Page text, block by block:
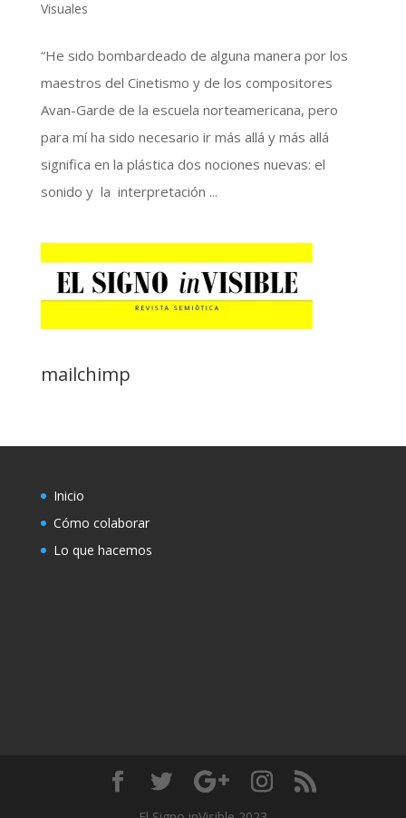
Visuales
“He sido bombardeado de alguna manera por los
maestros del Cinetismo y de los compositores
Avan-Garde de la escuela norteamericana, pero
para mí ha sido necesario ir más allá y más allá
significa en la plástica dos nociones nuevas: el
sonido y la interpretación ...
mailchimp
Inicio
Cómo colaborar
Lo que hacemos